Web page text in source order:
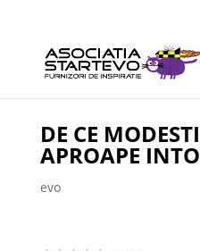
DE CE
APROAPE
evo